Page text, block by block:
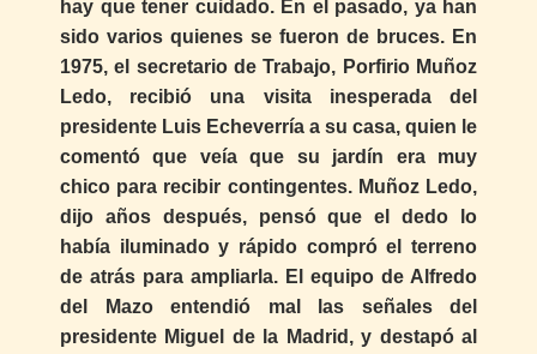
hay que tener cuidado. En el pasado, ya han
sido varios quienes se fueron de bruces. En
1975, el secretario de Trabajo, Porfirio Muñoz
Ledo, recibió una visita inesperada del
presidente Luis Echeverría a su casa, quien le
comentó que veía que su jardín era muy
chico para recibir contingentes. Muñoz Ledo,
dijo años después, pensó que el dedo lo
había iluminado y rápido compró el terreno
de atrás para ampliarla. El equipo de Alfredo
del Mazo entendió mal las señales del
presidente Miguel de la Madrid, y destapó al